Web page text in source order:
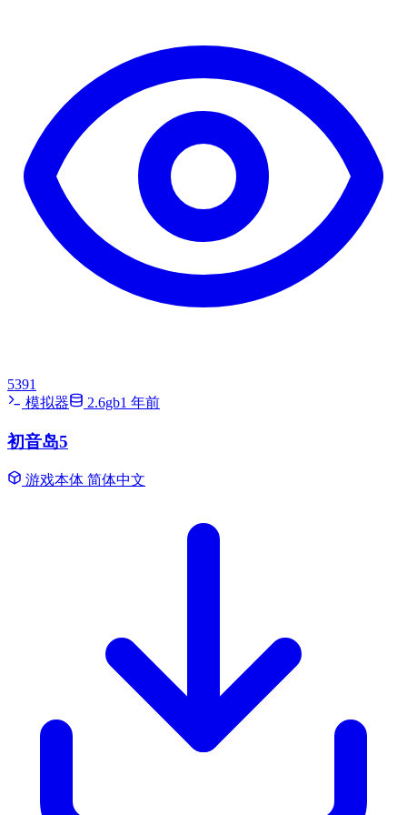
5391
模拟器
2.6gb1 年前
初音岛5
游戏本体 简体中文